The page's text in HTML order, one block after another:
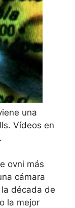
una
Vídeos en
ovni más
cámara
década de
la mejor